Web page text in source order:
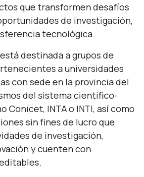
que transformen desafíos
de investigación,
tecnológica.
destinada a grupos de
a universidades
con sede en la provincia del
del sistema científico-
Conicet, INTA o INTI, así como
sin fines de lucro que
de investigación,
y cuenten con